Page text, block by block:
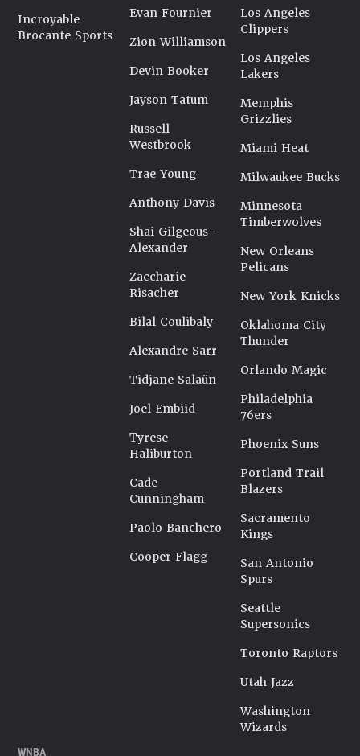
Incroyable
Brocante Sports
Evan Fournier
Zion Williamson
Devin Booker
Jayson Tatum
Russell
Westbrook
Trae Young
Anthony Davis
Shai Gilgeous-
Alexander
Zaccharie
Risacher
Bilal Coulibaly
Alexandre Sarr
Tidjane Salaün
Joel Embiid
Tyrese
Haliburton
Cade
Cunningham
Paolo Banchero
Cooper Flagg
Los Angeles
Clippers
Los Angeles
Lakers
Memphis
Grizzlies
Miami Heat
Milwaukee Bucks
Minnesota
Timberwolves
New Orleans
Pelicans
New York Knicks
Oklahoma City
Thunder
Orlando Magic
Philadelphia
76ers
Phoenix Suns
Portland Trail
Blazers
Sacramento
Kings
San Antonio
Spurs
Seattle
Supersonics
Toronto Raptors
Utah Jazz
Washington
Wizards
WNBA